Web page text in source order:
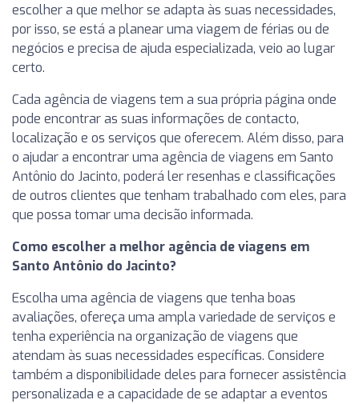
escolher a que melhor se adapta às suas necessidades,
por isso, se está a planear uma viagem de férias ou de
negócios e precisa de ajuda especializada, veio ao lugar
certo.
Cada agência de viagens tem a sua própria página onde
pode encontrar as suas informações de contacto,
localização e os serviços que oferecem. Além disso, para
o ajudar a encontrar uma agência de viagens em Santo
Antônio do Jacinto, poderá ler resenhas e classificações
de outros clientes que tenham trabalhado com eles, para
que possa tomar uma decisão informada.
Como escolher a melhor agência de viagens em
Santo Antônio do Jacinto?
Escolha uma agência de viagens que tenha boas
avaliações, ofereça uma ampla variedade de serviços e
tenha experiência na organização de viagens que
atendam às suas necessidades específicas. Considere
também a disponibilidade deles para fornecer assistência
personalizada e a capacidade de se adaptar a eventos